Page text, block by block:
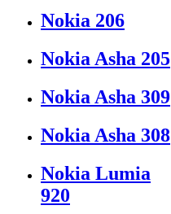
Nokia 206
Nokia Asha 205
Nokia Asha 309
Nokia Asha 308
Nokia Lumia
920